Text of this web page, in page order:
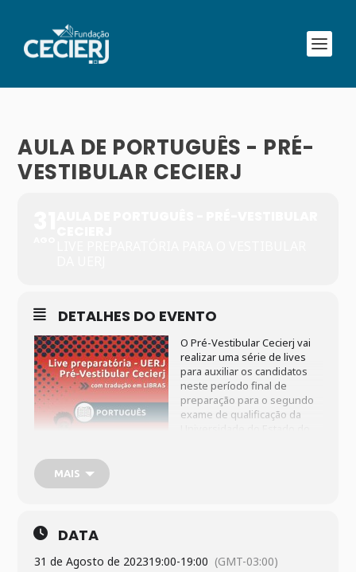
AULA DE PORTUGUÊS - PRÉ-
VESTIBULAR CECIERJ
DETALHES DO EVENTO
O Pré-Vestibular Cecierj vai
realizar uma série de lives
para auxiliar os candidatos
neste período final de
preparação para o segundo
exame de qualificação da
Libras.
MAIS
DATA
31 de Agosto de 202319:00-19:00 (GMT-03:00)